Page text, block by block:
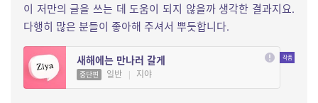
이 저만의 글을 쓰는 데 도움이 되지 않을까 생각한 결과지요.
다행히 많은 분들이 좋아해 주셔서 뿌듯합니다.
새해에는 만나러 갈게
중단편 일반 | 지야